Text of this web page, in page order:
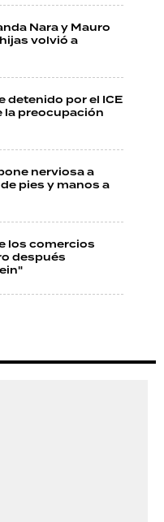
Nara y Mauro
volvió a
detenido por el ICE
la preocupación
nerviosa a
pies y manos a
los comercios
después